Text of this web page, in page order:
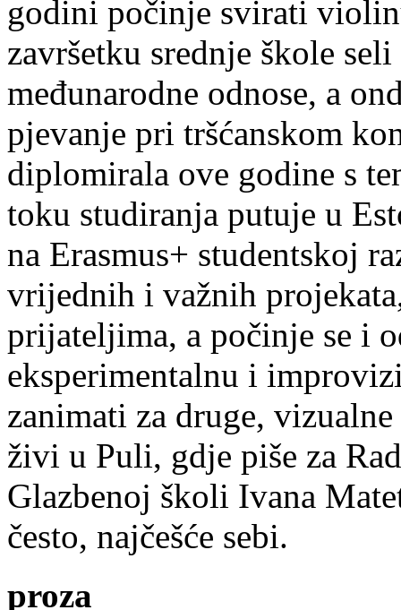
godini počinje svirati
završetku srednje škole
međunarodne odnose, a
pjevanje pri tršćanskom
diplomirala ove godine s
toku studiranja putuje u
na Erasmus+ studentskoj
vrijednih i važnih
prijateljima, a počinje se i
eksperimentalnu i
zanimati za druge,
živi u Puli, gdje piše za
Glazbenoj školi Ivana
često, najčešće sebi.
proza